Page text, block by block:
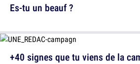
Es-tu un beauf ?
+40 signes que tu viens de la